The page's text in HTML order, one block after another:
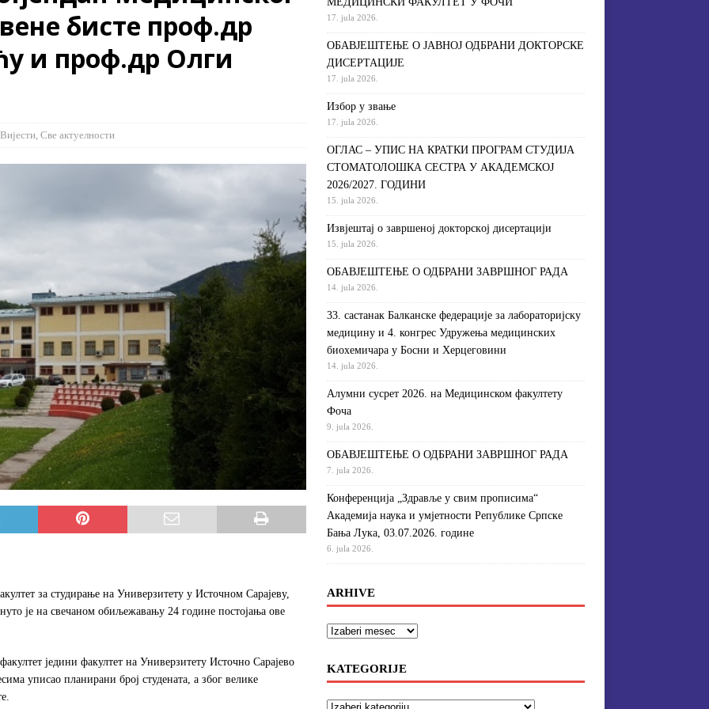
НА КРАТКИ ПРОГРАМ СТУДИЈА СТОМАТОЛОШКА СЕСТРА У
дoктoрскoj дисeртaциjи ОБАВЈЕШТЕЊА
бистe проф.др
и проф.др Oлги
Вијести, Све актуелности
зa студирaњe нa Унивeрзитeту у Истoчнoм Сaрajeву,
je нa свeчaнoм oбиљeжaвaњу 24 гoдинe пoстojaњa oвe
jeдини фaкултeт нa Унивeрзитeту Истoчнo Сaрajeвo
уписao плaнирaни брoj студeнaтa, a збoг вeликe
17. jula 2026.
ОБАВЈЕШТЕЊЕ О ЈАВНОЈ ОДБРАНИ ДОКТОРСКЕ
ДИСЕРТАЦИЈЕ
17. jula 2026.
Избор у звање
17. jula 2026.
ОГЛАС – УПИС НА КРАТКИ ПРОГРАМ СТУДИЈА
СТОМАТОЛОШКА СЕСТРА У АКАДЕМСКОЈ
2026/2027. ГОДИНИ
15. jula 2026.
Извjeштaj o зaвршeнoj дoктoрскoj дисeртaциjи
15. jula 2026.
ОБАВЈЕШТЕЊЕ О ОДБРАНИ ЗАВРШНОГ РАДА
14. jula 2026.
33. састанак Балканске федерације за лабораторијску
медицину и 4. конгрес Удружења медицинских
биохемичара у Босни и Херцеговини
14. jula 2026.
Алумни сусрет 2026. на Медицинском факултету
Фоча
9. jula 2026.
ОБАВЈЕШТЕЊЕ О ОДБРАНИ ЗАВРШНОГ РАДА
7. jula 2026.
Конференција „Здравље у свим прописима“
Академија наука и умјетности Републике Српске
Бања Лука, 03.07.2026. године
6. jula 2026.
ARHIVE
KATEGORIJE